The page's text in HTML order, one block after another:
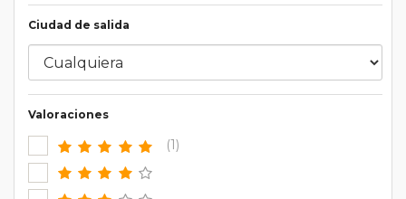
Ciudad de salida
Valoraciones
(1)